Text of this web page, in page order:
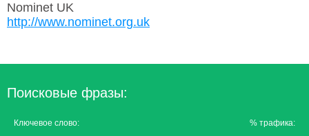
Nominet UK
http://www.nominet.org.uk
Поисковые фразы:
Ключевое слово: % трафика: